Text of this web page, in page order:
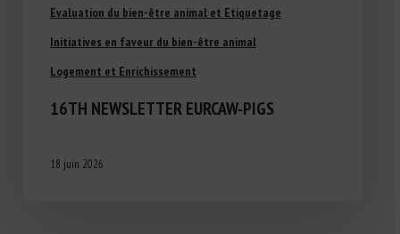
Evaluation du bien-être animal et Etiquetage
Initiatives en faveur du bien-être animal
Logement et Enrichissement
16TH NEWSLETTER EURCAW-PIGS
18 juin 2026